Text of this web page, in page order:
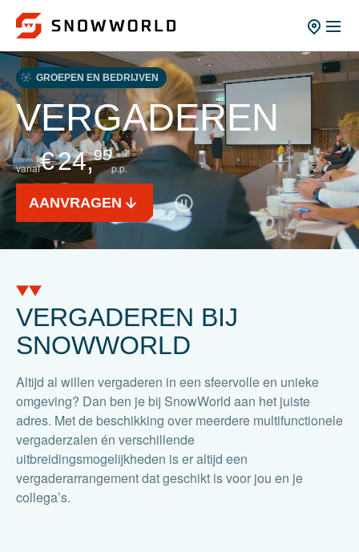
GROEPEN EN BEDRIJVEN
VERGADEREN
vanaf€24,95
p.p.
AANVRAGEN
VERGADEREN BIJ
SNOWWORLD
Altijd al willen vergaderen in een sfeervolle en unieke
omgeving? Dan ben je bij SnowWorld aan het juiste
adres. Met de beschikking over meerdere multifunctionele
vergaderzalen én verschillende
uitbreidingsmogelijkheden is er altijd een
vergaderarrangement dat geschikt is voor jou en je
collega’s.